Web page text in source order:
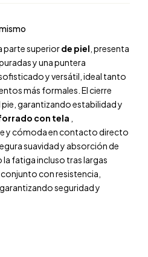
parte superiorde piel , presenta
y una puntera
y versátil, ideal tanto
más formales. El cierre
garantizando estabilidad y
con tela
y cómoda en contacto directo
suavidad y absorción de
fatiga incluso tras largas
con resistencia,
seguridad y